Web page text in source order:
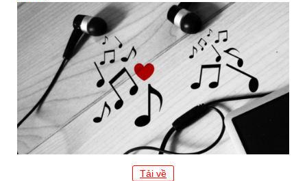
Tải về